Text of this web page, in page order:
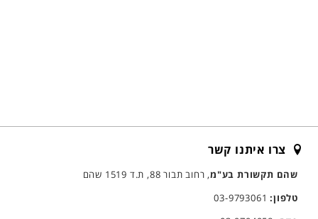
צרו איתנו קשר
שהם תקשורת בע"מ, רחוב תבור 88, ת.ד 1519 שהם
טלפון:03-9793061